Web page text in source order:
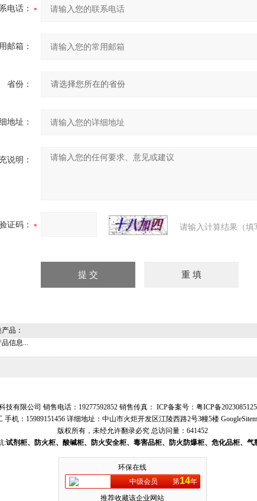
电话：
邮箱：
省份：
地址：
说明：
证码： 请输入计算结果（
品：
信息...
技有限公司 销售电话：19277592852 销售传真： ICP备案号： 粤ICP备
手机：15989151456 详细地址：中山市火炬开发区江陵西路2号3幢5楼
版权所有，未经允许翻录必究总访问量：641452
:试剂柜、防火柜、酸碱柜、防火安全柜、毒害品柜、防火防爆柜、危化品柜、气
环保在线
中级会员
第14年
推荐收藏该企业网站